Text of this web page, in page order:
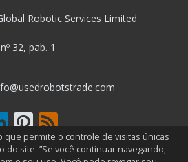
Robotic Services Limited
32, pab. 1
TODOS OS
que permite o controle de visitas únicas
do site. ”Se você continuar navegando,